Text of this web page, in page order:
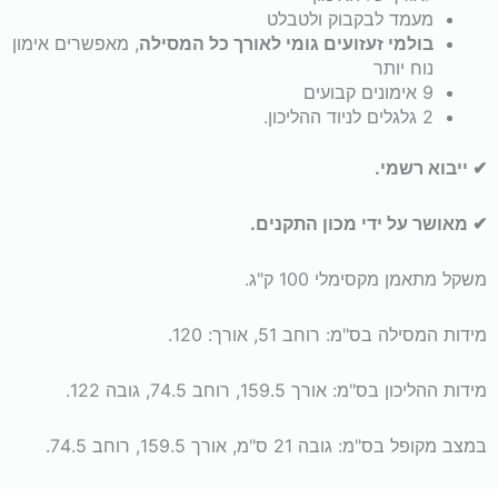
מעמד לבקבוק ולטבלט
בולמי זעזועים גומי לאורך כל המסילה, מאפשרים אימון
נוח יותר
9 אימונים קבועים
2 גלגלים לניוד ההליכון.
✔ ייבוא רשמי.
✔ מאושר על ידי מכון התקנים.
משקל מתאמן מקסימלי 100 ק"ג.
מידות המסילה בס"מ: רוחב 51, אורך: 120.
מידות ההליכון בס"מ: אורך 159.5, רוחב 74.5, גובה 122.
במצב מקופל בס"מ: גובה 21 ס"מ, אורך 159.5, רוחב 74.5.